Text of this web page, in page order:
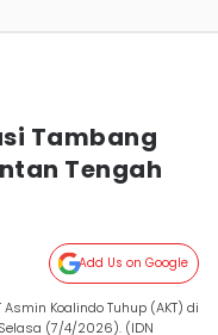
Tambang
Tengah
Add Us on Google
Koalindo Tuhup (AKT) di
(7/4/2026). (IDN